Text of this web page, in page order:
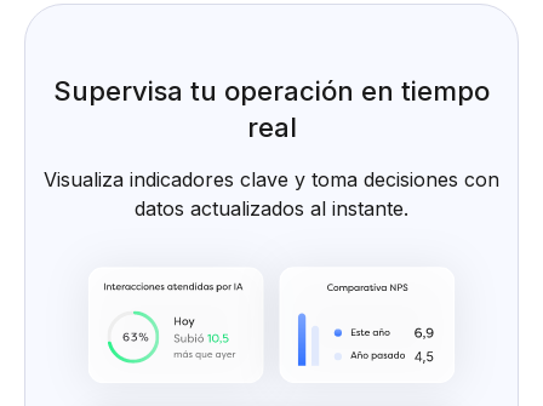
Supervisa tu operación en tiempo
real
Visualiza indicadores clave y toma decisiones con
datos actualizados al instante.